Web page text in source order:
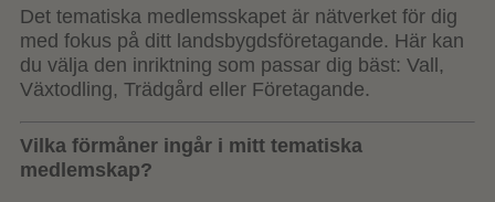
Det tematiska medlemsskapet är nätverket för dig
med fokus på ditt landsbygdsföretagande. Här kan
du välja den inriktning som passar dig bäst: Vall,
Växtodling, Trädgård eller Företagande.
Vilka förmåner ingår i mitt tematiska
medlemskap?